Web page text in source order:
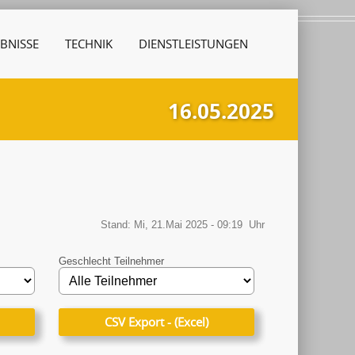
TECHNIK DIENSTLEISTUNGEN
16.05.2025
Stand: Mi, 21.Mai 2025 - 09:19 Uhr
Geschlecht Teilnehmer
CSV Export - (Excel)
CSV Export - (Excel)